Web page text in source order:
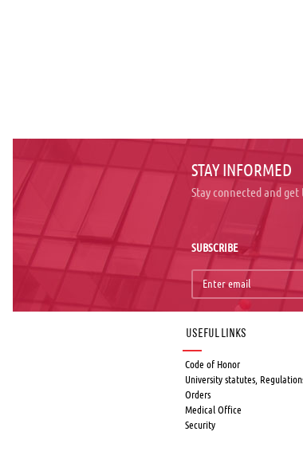
STAY INFORMED
Stay connected and
SUBSCRIBE
Useful links
Code of Honor
University statutes,
Orders
Medical Office
Security